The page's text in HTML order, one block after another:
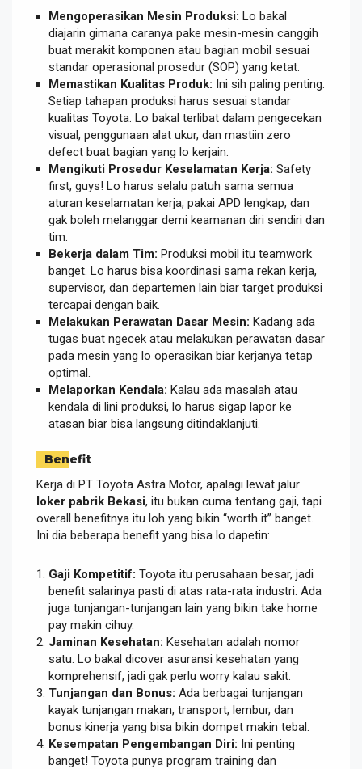
Mengoperasikan Mesin Produksi: Lo bakal
diajarin gimana caranya pake mesin-mesin canggih
buat merakit komponen atau bagian mobil sesuai
standar operasional prosedur (SOP) yang ketat.
Memastikan Kualitas Produk: Ini sih paling penting.
Setiap tahapan produksi harus sesuai standar
kualitas Toyota. Lo bakal terlibat dalam pengecekan
visual, penggunaan alat ukur, dan mastiin zero
defect buat bagian yang lo kerjain.
Mengikuti Prosedur Keselamatan Kerja: Safety
first, guys! Lo harus selalu patuh sama semua
aturan keselamatan kerja, pakai APD lengkap, dan
gak boleh melanggar demi keamanan diri sendiri dan
tim.
Bekerja dalam Tim: Produksi mobil itu teamwork
banget. Lo harus bisa koordinasi sama rekan kerja,
supervisor, dan departemen lain biar target produksi
tercapai dengan baik.
Melakukan Perawatan Dasar Mesin: Kadang ada
tugas buat ngecek atau melakukan perawatan dasar
pada mesin yang lo operasikan biar kerjanya tetap
optimal.
Melaporkan Kendala: Kalau ada masalah atau
kendala di lini produksi, lo harus sigap lapor ke
atasan biar bisa langsung ditindaklanjuti.
Benefit
Kerja di PT Toyota Astra Motor, apalagi lewat jalur
loker pabrik Bekasi, itu bukan cuma tentang gaji, tapi
overall benefitnya itu loh yang bikin “worth it” banget.
Ini dia beberapa benefit yang bisa lo dapetin:
Gaji Kompetitif: Toyota itu perusahaan besar, jadi
benefit salarinya pasti di atas rata-rata industri. Ada
juga tunjangan-tunjangan lain yang bikin take home
pay makin cihuy.
Jaminan Kesehatan: Kesehatan adalah nomor
satu. Lo bakal dicover asuransi kesehatan yang
komprehensif, jadi gak perlu worry kalau sakit.
Tunjangan dan Bonus: Ada berbagai tunjangan
kayak tunjangan makan, transport, lembur, dan
bonus kinerja yang bisa bikin dompet makin tebal.
Kesempatan Pengembangan Diri: Ini penting
banget! Toyota punya program training dan